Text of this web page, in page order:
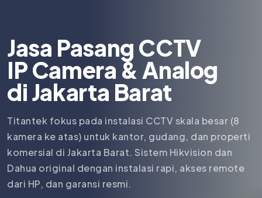
Jasa Pasang CCTV
IP Camera & Analog
diJakarta Barat
Titantek fokus pada instalasi CCTV skala besar (8
kamera ke atas) untuk kantor, gudang, dan properti
komersial di Jakarta Barat. Sistem Hikvision dan
Dahua original dengan instalasi rapi, akses remote
dari HP, dan garansi resmi.